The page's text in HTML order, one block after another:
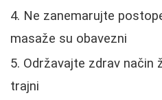
Ne zanemarujte
masaže su obavezni
Održavajte zdrav način
trajni